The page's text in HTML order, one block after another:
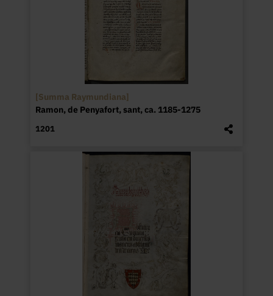
[Summa Raymundiana]
Ramon, de Penyafort, sant, ca. 1185-1275
1201